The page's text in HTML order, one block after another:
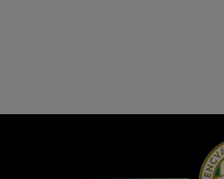
Hírek